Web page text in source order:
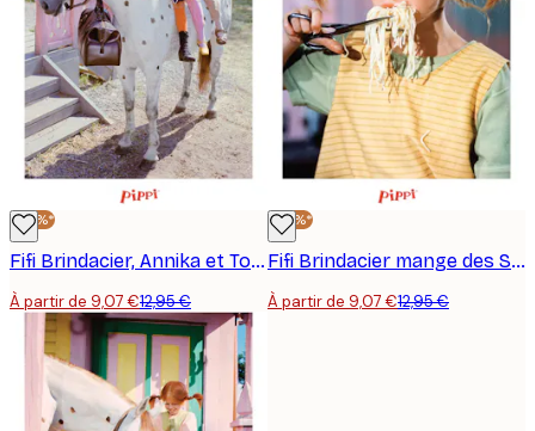
-30%*
Fifi Brindacier, Annika et Tommy Affiche
À partir de 9,07 €12,95 €
-30%*
Fifi Brindacier mange des Spaghettis Affiche
À partir de 9,07 €12,95 €